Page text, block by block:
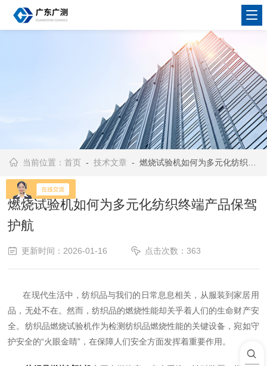
当前位置：首页 -技术文章 - 燃烧试验机如何为多元化纺织终端产品保驾护航
燃烧试验机如何为多元化纺织终端产品保驾
护航
更新时间：2026-01-16 点击次数：363
在现代生活中，纺织品与我们的日常息息相关，从服装到家居用
品，无处不在。然而，纺织品的燃烧性能却关乎着人们的生命财产安
全。纺织品燃烧试验机作为检测纺织品燃烧性能的关键设备，宛如守
护安全的“火眼金睛”，在保障人们安全方面发挥着重要作用。